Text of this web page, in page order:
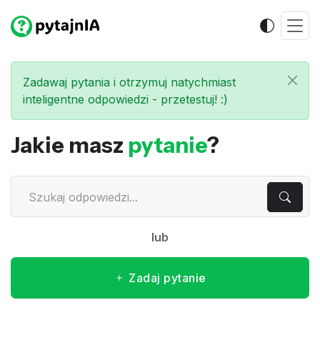
Zadawaj pytania i otrzymuj natychmiast
inteligentne odpowiedzi - przetestuj! :)
Jakie masz pytanie?
lub
Zadaj pytanie